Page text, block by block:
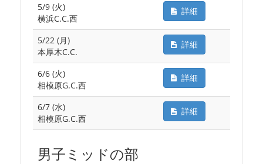
5/9 (火)
横浜C.C.西
詳細
5/22 (月)
本厚木C.C.
詳細
6/6 (火)
相模原G.C.西
詳細
6/7 (水)
相模原G.C.西
詳細
男子ミッドの部